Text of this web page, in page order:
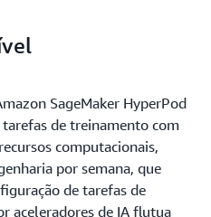
SageMaker HyperPod
de treinamento com
computacionais,
por semana, que
de tarefas de
aceleradores de IA flutua